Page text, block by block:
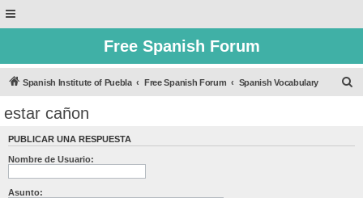
Free Spanish Forum
Spanish Institute of Puebla Free Spanish Forum Spanish Vocabulary
estar cañon
PUBLICAR UNA RESPUESTA
Nombre de Usuario:
Asunto: